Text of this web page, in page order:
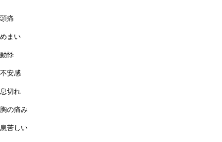
頭痛
めまい
動悸
不安感
息切れ
胸の痛み
息苦しい